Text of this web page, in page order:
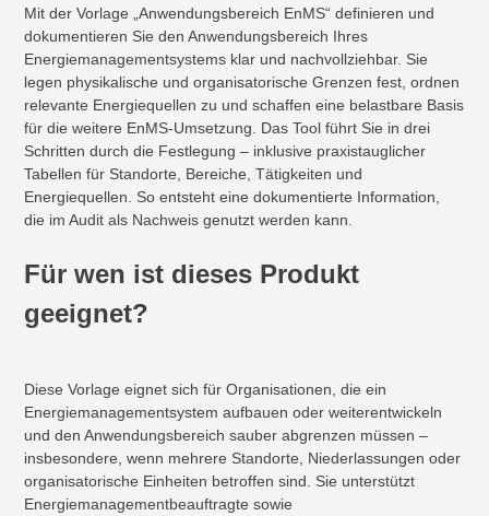
Mit der Vorlage „Anwendungsbereich EnMS“ definieren und
dokumentieren Sie den Anwendungsbereich Ihres
Energiemanagementsystems klar und nachvollziehbar. Sie
legen physikalische und organisatorische Grenzen fest, ordnen
relevante Energiequellen zu und schaffen eine belastbare Basis
für die weitere EnMS-Umsetzung. Das Tool führt Sie in drei
Schritten durch die Festlegung – inklusive praxistauglicher
Tabellen für Standorte, Bereiche, Tätigkeiten und
Energiequellen. So entsteht eine dokumentierte Information,
die im Audit als Nachweis genutzt werden kann.
Für wen ist dieses Produkt
geeignet?
Diese Vorlage eignet sich für Organisationen, die ein
Energiemanagementsystem aufbauen oder weiterentwickeln
und den Anwendungsbereich sauber abgrenzen müssen –
insbesondere, wenn mehrere Standorte, Niederlassungen oder
organisatorische Einheiten betroffen sind. Sie unterstützt
Energiemanagementbeauftragte sowie